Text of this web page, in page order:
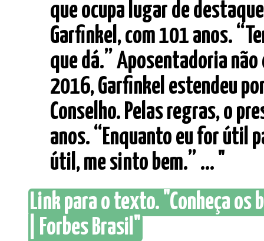
que ocupa lugar de
Garfinkel, com 101 anos.
que dá.” Aposentadoria
2016, Garfinkel estendeu
Conselho. Pelas regras, o
anos. “Enquanto eu for útil
útil, me sinto bem.” ... "
Link para o texto. "Conheça
| Forbes Brasil"